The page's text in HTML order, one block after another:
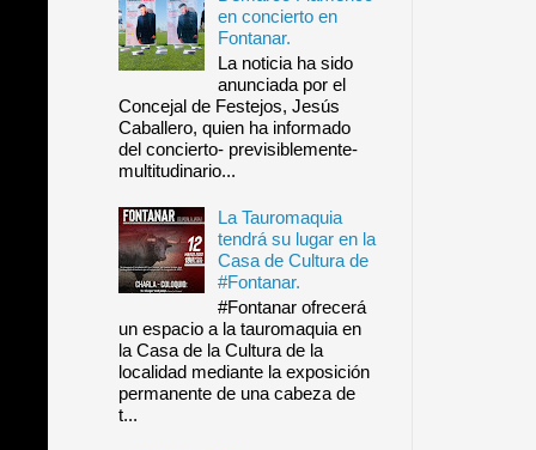
en concierto en
Fontanar.
La noticia ha sido
anunciada por el
Concejal de Festejos, Jesús
Caballero, quien ha informado
del concierto- previsiblemente-
multitudinario...
La Tauromaquia
tendrá su lugar en la
Casa de Cultura de
#Fontanar.
#Fontanar ofrecerá
un espacio a la tauromaquia en
la Casa de la Cultura de la
localidad mediante la exposición
permanente de una cabeza de
t...